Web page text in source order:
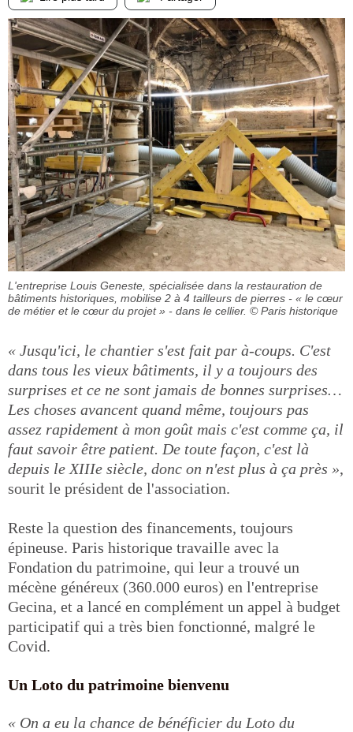
L'entreprise Louis Geneste, spécialisée dans la restauration de
bâtiments historiques, mobilise 2 à 4 tailleurs de pierres - « le cœur
de métier et le cœur du projet » - dans le cellier. © Paris historique
« Jusqu'ici, le chantier s'est fait par à-coups. C'est
dans tous les vieux bâtiments, il y a toujours des
surprises et ce ne sont jamais de bonnes surprises…
Les choses avancent quand même, toujours pas
assez rapidement à mon goût mais c'est comme ça, il
faut savoir être patient. De toute façon, c'est là
depuis le XIIIe siècle, donc on n'est plus à ça près »,
sourit le président de l'association.
Reste la question des financements, toujours
épineuse. Paris historique travaille avec la
Fondation du patrimoine, qui leur a trouvé un
mécène généreux (360.000 euros) en l'entreprise
Gecina, et a lancé en complément un appel à budget
participatif qui a très bien fonctionné, malgré le
Covid.
Un Loto du patrimoine bienvenu
« On a eu la chance de bénéficier du Loto du